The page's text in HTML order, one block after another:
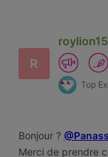
First
R
roylion15
Top
Bonjour ?
Merci de prendre